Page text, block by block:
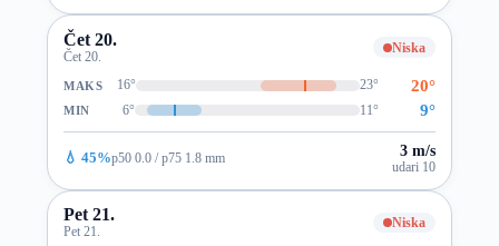
Čet 20.
Čet 20.
Niska
MAKS 16° 23° 20°
MIN 6° 11° 9°
💧 45%p50 0.0 / p75 1.8 mm 3 m/s
udari 10
Pet 21.
Pet 21.
Niska